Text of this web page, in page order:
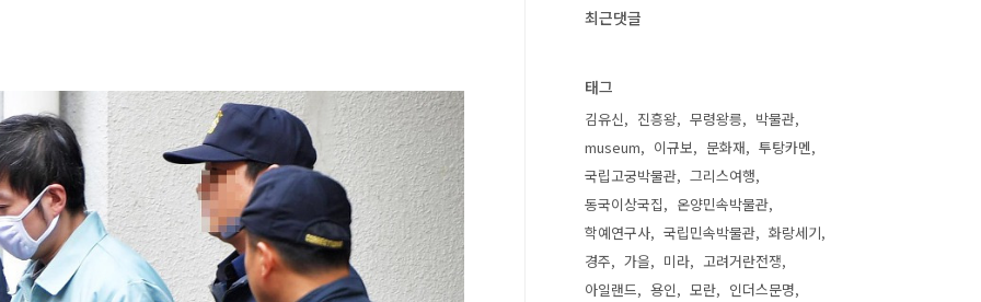
최근댓글
태그
김유신 진흥왕 무령왕릉
박물관
museum
이규보 문화재
투탕카멘
국립고궁박물관
그리스여행
동국이상국집
온양민속박물관
학예연구사
국립민속박물관
화랑세기
경주
가을 미라
고려거란전쟁
아일랜드
용인 모란
인더스문명